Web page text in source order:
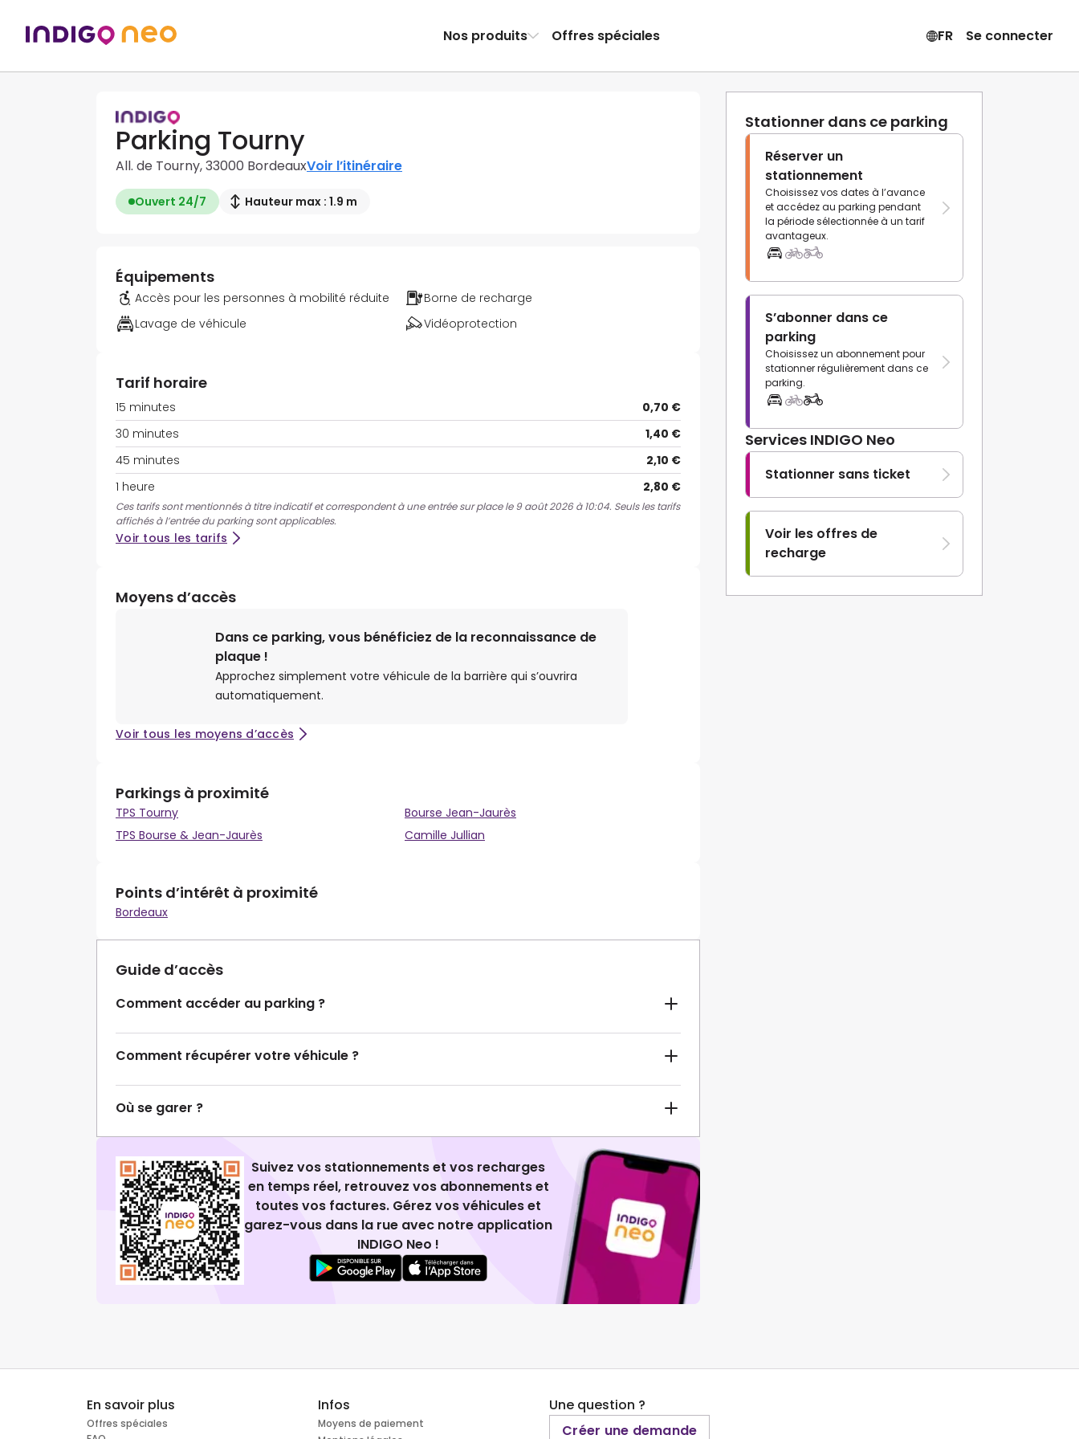
Nos produits Offres spéciales FR Se connecter
Parking Tourny
All. de Tourny, 33000 BordeauxVoir l’itinéraire
Ouvert 24/7 Hauteur max : 1.9 m
Stationner dans ce parking
Réserver un
stationnement
Choisissez vos dates à l’avance
et accédez au parking pendant
la période sélectionnée à un tarif
avantageux.
S’abonner dans ce
parking
Choisissez un abonnement pour
stationner régulièrement dans ce
parking.
Services INDIGO Neo
Stationner sans ticket
Voir les offres de
recharge
Équipements
Accès pour les personnes à mobilité réduite
Borne de recharge
Lavage de véhicule
Vidéoprotection
Tarif horaire
15 minutes
0,70 €
30 minutes
1,40 €
45 minutes
2,10 €
1 heure
2,80 €
Ces tarifs sont mentionnés à titre indicatif et correspondent à une entrée sur place le 9 août 2026 à 10:04. Seuls les tarifs
affichés à l’entrée du parking sont applicables.
Voir tous les tarifs
Moyens d’accès
Dans ce parking, vous bénéficiez de la reconnaissance de
plaque !
Approchez simplement votre véhicule de la barrière qui s’ouvrira
automatiquement.
Voir tous les moyens d’accès
Parkings à proximité
TPS Tourny
Bourse Jean-Jaurès
TPS Bourse & Jean-Jaurès
Camille Jullian
Points d’intérêt à proximité
Bordeaux
Guide d’accès
Comment accéder au parking ?
Comment récupérer votre véhicule ?
Où se garer ?
Suivez vos stationnements et vos recharges
en temps réel, retrouvez vos abonnements et
toutes vos factures. Gérez vos véhicules et
garez-vous dans la rue avec notre application
INDIGO Neo !
En savoir plus
Offres spéciales
Infos
Moyens de paiement
Une question ?
Créer une demande